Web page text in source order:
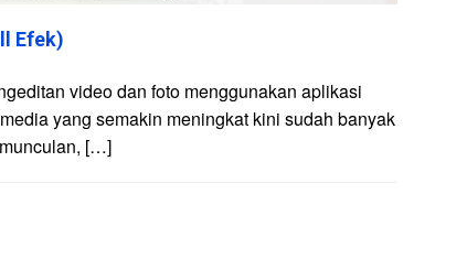
Efek)
video dan foto menggunakan aplikasi
yang semakin meningkat kini sudah banyak
[…]